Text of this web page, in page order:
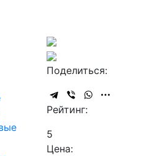
Поделиться:
Рейтинг:
5
Цена: